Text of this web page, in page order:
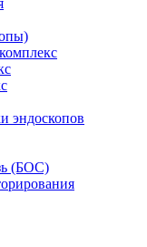
эндоскопов
(БОС)